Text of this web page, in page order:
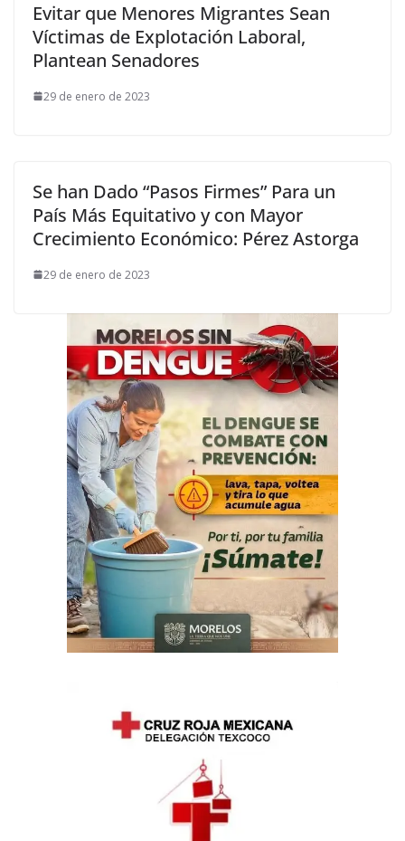
Evitar que Menores Migrantes Sean
Víctimas de Explotación Laboral,
Plantean Senadores
29 de enero de 2023
Se han Dado “Pasos Firmes” Para un
País Más Equitativo y con Mayor
Crecimiento Económico: Pérez Astorga
29 de enero de 2023